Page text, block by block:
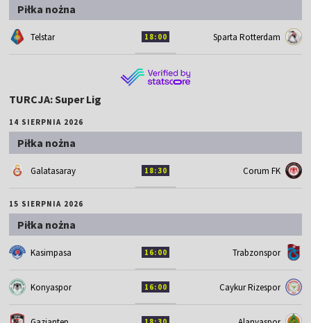
Piłka nożna
Telstar 18:00 Sparta Rotterdam
TURCJA: Super Lig
14 SIERPNIA 2026
Piłka nożna
Galatasaray 18:30 Corum FK
15 SIERPNIA 2026
Piłka nożna
Kasimpasa 16:00 Trabzonspor
Konyaspor 16:00 Caykur Rizespor